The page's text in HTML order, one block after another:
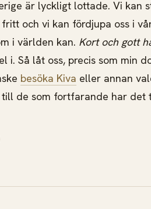
är lyckligt lottade. Vi kan
fritt och vi kan fördjupa oss i
i världen kan. Kort och gott
i. Så låt oss, precis som min
besöka Kiva eller annan
till de som fortfarande har